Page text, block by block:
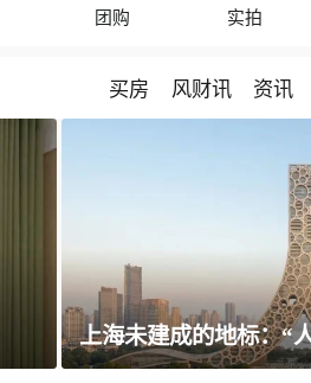
团购 实拍
买房 风财讯 资讯
“人”字大楼